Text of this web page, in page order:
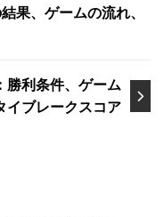
果、ゲームの流れ、
勝利条件、ゲーム
イブレークスコア